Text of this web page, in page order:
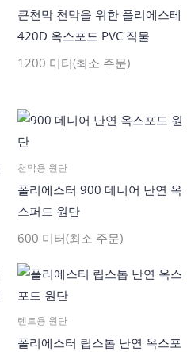
큰천막 천막을 위한 폴리에스테
420D 옥스포드 PVC 직물
1200 미터(최소 주문)
천막용 원단
폴리에스터 900 데니어 난연 옥
스퍼드 원단
600 미터(최소 주문)
텐트용 원단
폴리에스터 립스톱 난연 옥스포